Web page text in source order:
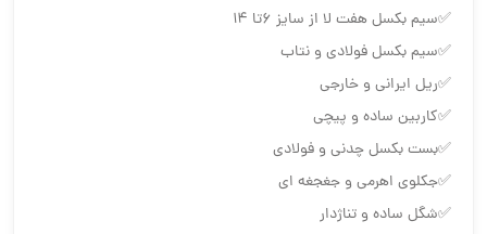
✅سیم بکسل هفت لا از سايز ۶تا ۱۴
✅سیم بکسل فولادی و نتاب
✅ریل ايراني و خارجي
✅کاربین ساده و پیچی
✅بست بکسل چدنی و فولادی
✅جكلوي اهرمي و جغجغه اي
✅شگل ساده و تناژدار